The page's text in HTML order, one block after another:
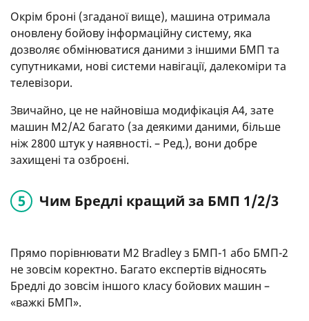
Окрім броні (згаданої вище), машина отримала
оновлену бойову інформаційну систему, яка
дозволяє обмінюватися даними з іншими БМП та
супутниками, нові системи навігації, далекоміри та
телевізори.
Звичайно, це не найновіша модифікація А4, зате
машин M2/A2 багато (за деякими даними, більше
ніж 2800 штук у наявності. – Ред.), вони добре
захищені та озброєні.
Чим Бредлі кращий за БМП 1/2/3
Прямо порівнювати M2 Bradley з БМП-1 або БМП-2
не зовсім коректно. Багато експертів відносять
Бредлі до зовсім іншого класу бойових машин –
«важкі БМП».